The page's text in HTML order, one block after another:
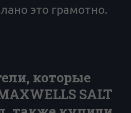
это грамотно.
которые
SALT